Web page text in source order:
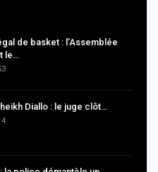
de basket : l’Assemblée
le…
Diallo : le juge clôt…